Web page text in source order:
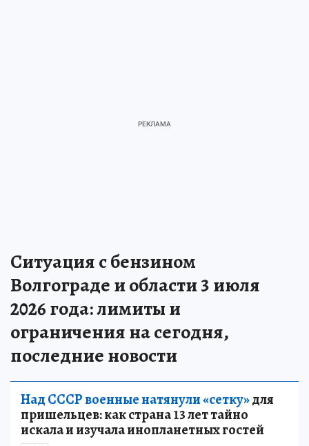
Ситуация с бензином
Волгограде и области 3 июля
2026 года: лимиты и
ограничения на сегодня,
последние новости
Над СССР военные натянули «сетку»для
пришельцев: как страна 13 лет тайно
искала и изучала инопланетных гостей